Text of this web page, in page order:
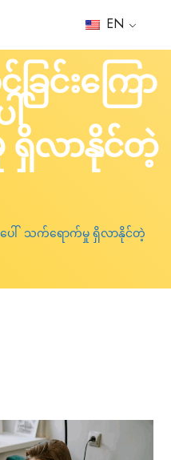
EN
င်းကြော
လာနိုင်တဲ့
ေါ် သက်ရောက်မှု ရှိလာနိုင်တဲ့